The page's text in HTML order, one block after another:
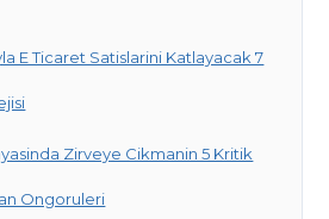
E Ticaret Satislarini Katlayacak 7
Zirveye Cikmanin 5 Kritik
Ongoruleri